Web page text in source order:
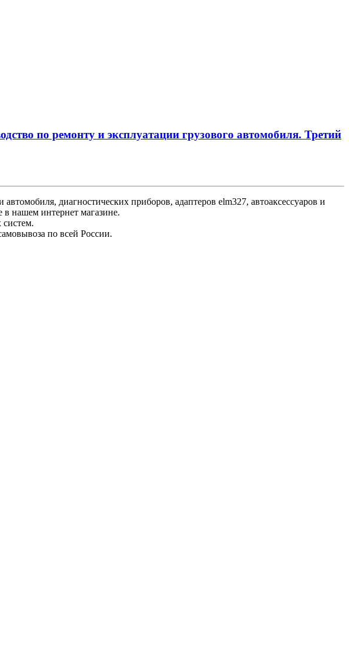
по ремонту и эксплуатации грузового автомобиля. Третий
диагностических приборов, адаптеров elm327, автоаксессуаров и
нашем интернет магазине.
по всей России.